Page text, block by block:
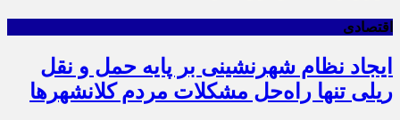
اقتصادی
ایجاد نظام شهرنشینی بر پایه حمل و نقل
ریلی تنها راه‌حل مشکلات مردم کلانشهرها